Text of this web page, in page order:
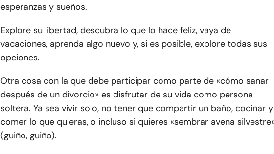
esperanzas y sueños.
Explore su libertad, descubra lo que lo hace feliz, vaya de
vacaciones, aprenda algo nuevo y, si es posible, explore todas sus
opciones.
Otra cosa con la que debe participar como parte de «cómo sanar
después de un divorcio» es disfrutar de su vida como persona
soltera. Ya sea vivir solo, no tener que compartir un baño, cocinar y
comer lo que quieras, o incluso si quieres «sembrar avena
(guiño, guiño).